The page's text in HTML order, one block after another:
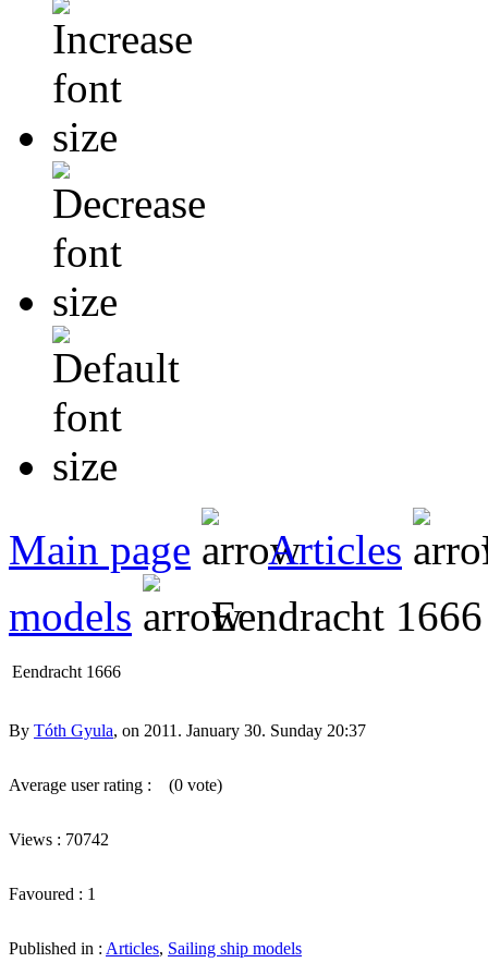
Main page Articles
models
Eendracht 1666
Eendracht 1666
By Tóth Gyula, on 2011. January 30. Sunday 20:37
Average user rating : (0 vote)
Views : 70742
Favoured : 1
Published in : Articles, Sailing ship models